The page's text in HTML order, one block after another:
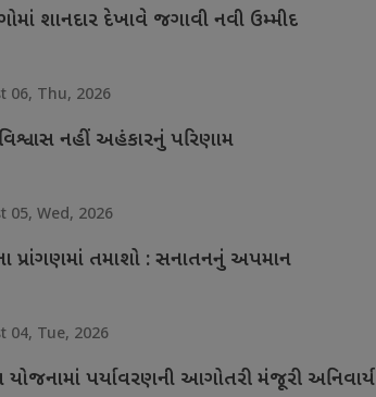
શાનદાર દેખાવે જગાવી નવી ઉમ્મીદ
06, Thu, 2026
નહીં અહંકારનું પરિણામ
05, Wed, 2026
પ્રાંગણમાં તમાશો : સનાતનનું અપમાન
04, Tue, 2026
યોજનામાં પર્યાવરણની આગોતરી મંજૂરી અનિવાર્ય